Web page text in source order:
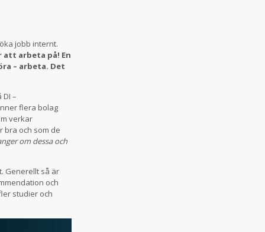
jobb internt.
att arbeta på! En
– arbeta. Det
–
flera bolag
verkar
bra och som de
om dessa och
Generellt så är
och
studier och